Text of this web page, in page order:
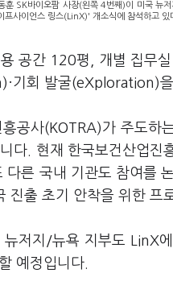
훈 SK바이오팜 사장(왼쪽 4번째)이 미국 뉴
프사이언스 링스(LinX)' 개소식에 참석하고 있
공간 120평, 개별 집무
기회 발굴(eXploration)을
흥공사(KOTRA)가 주도
다. 현재 한국보건산업
다른 국내 기관도 참여를
진출 초기 안착을 위한 프
저지/뉴욕 지부도 LinX
예정입니다.